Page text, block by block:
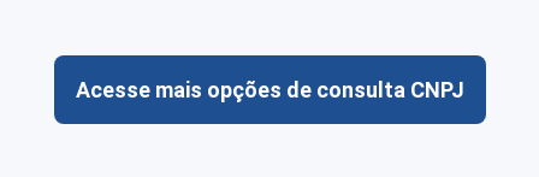
Acesse mais opções de consulta CNPJ